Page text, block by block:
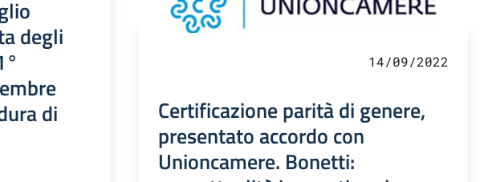
degli
di
14/09/2022
Certificazione parità di genere,
presentato accordo con
Unioncamere. Bonetti: